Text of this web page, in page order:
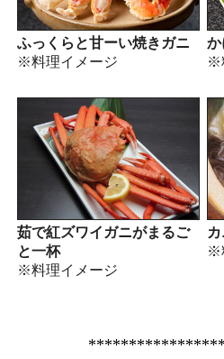
ふっくらと甘ーい焼きガニ
※料理イメージ
か
※
茹で紅ズワイガニがまるご
と一杯
※料理イメージ
※